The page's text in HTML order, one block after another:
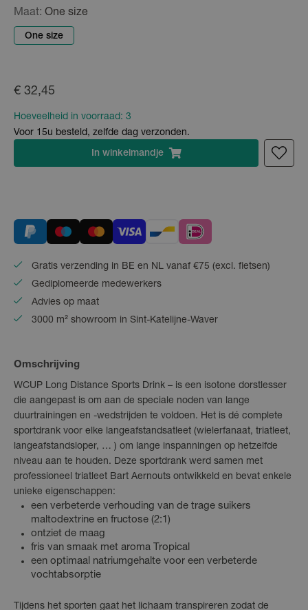
Maat: One size
One size
€ 32,45
Hoeveelheid in voorraad: 3
Voor 15u besteld, zelfde dag verzonden.
In winkelmandje
Gratis verzending in BE en NL vanaf €75 (excl. fietsen)
Gediplomeerde medewerkers
Advies op maat
3000 m² showroom in Sint-Katelijne-Waver
Omschrijving
WCUP Long Distance Sports Drink – is een isotone dorstlesser
die aangepast is om aan de speciale noden van lange
duurtrainingen en -wedstrijden te voldoen. Het is dé complete
sportdrank voor elke langeafstandsatleet (wielerfanaat, triatleet,
langeafstandsloper, … ) om lange inspanningen op hetzelfde
niveau aan te houden. Deze sportdrank werd samen met
professioneel triatleet Bart Aernouts ontwikkeld en bevat enkele
unieke eigenschappen:
een verbeterde verhouding van de trage suikers
maltodextrine en fructose (2:1)
ontziet de maag
fris van smaak met aroma Tropical
een optimaal natriumgehalte voor een verbeterde
vochtabsorptie
Tijdens het sporten gaat het lichaam transpireren zodat de